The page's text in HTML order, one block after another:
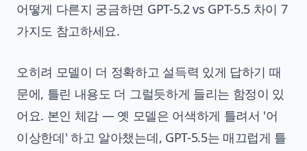
어떻게 다른지 궁금하면 GPT-5.2 vs GPT-5.5 차이 7
가지도 참고하세요.
오히려 모델이 더 정확하고 설득력 있게 답하기 때
문에, 틀린 내용도 더 그럴듯하게 들리는 함정이 있
어요. 본인 체감 — 옛 모델은 어색하게 틀려서 '어
이상한데' 하고 알아챘는데, GPT-5.5는 매끄럽게 틀